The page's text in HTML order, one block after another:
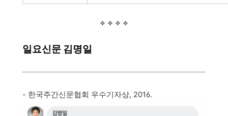
일요신문 김명일
- 한국주간신문협회 우수기자상, 2016.